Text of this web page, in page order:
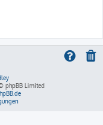
phpBB Limited